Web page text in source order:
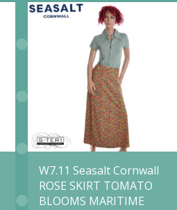
variaties.
Deze
optie
kan
gekozen
worden
op
de
W7.11 Seasalt Cornwall
ROSE SKIRT TOMATO
BLOOMS MARITIME